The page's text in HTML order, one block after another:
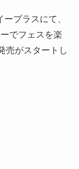
プラスにて、
でフェスを楽
売がスタートし